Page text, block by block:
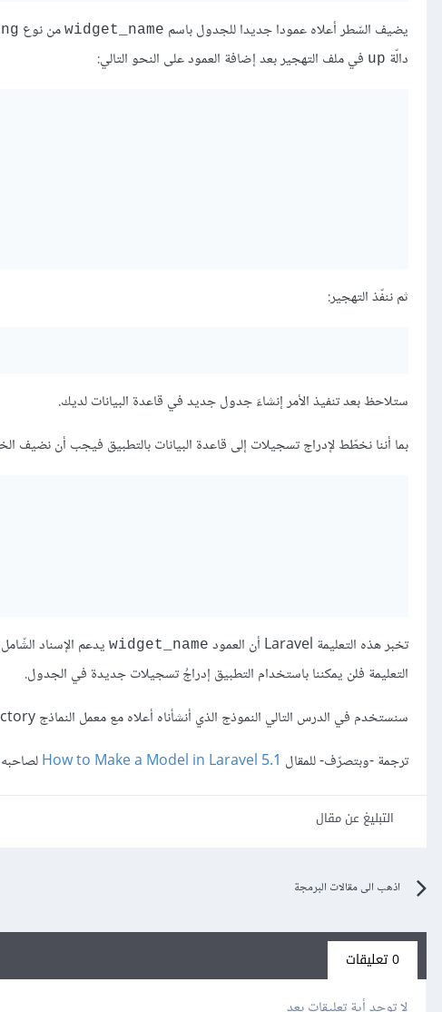
يضيف السّطر أعلاه عمودا جديدا للجدول باسم widget_name من نوع
دالّة up في ملف التهجير بعد إضافة العمود على النحو التالي:
ثم ننفّذ التهجير:
ستلاحظ بعد تنفيذ الأمر إنشاءَ جدول جديد في قاعدة البيانات لديك.
بما أننا نخطّط لإدراج تسجيلات إلى قاعدة البيانات بالتطبيق فيجب أن نضيف
تخبر هذه التعليمة Laravel أن العمود widget_name
التعليمة فلن يمكننا باستخدام التطبيق إدراجُ تسجيلات جديدة في الجدول.
سنستخدم في الدرس التالي النموذج الذي أنشأناه أعلاه مع معمل النماذج Model factory في Laravel لملْء تسجيلات في جدول
ترجمة -وبتصرّف- للمقال How to Make a Model in Laravel 5.1لصاحبه Bill Keck.
التبليغ عن مقال
اذهب الى مقالات البرمجة
0 تعليقات